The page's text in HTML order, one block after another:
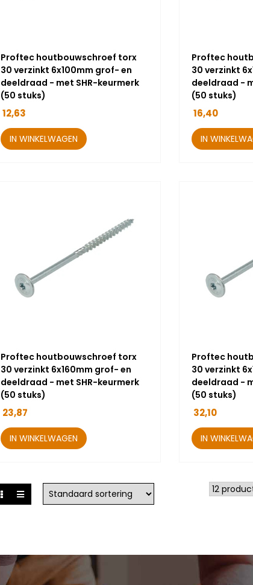
Proftec houtbouwschroef torx
30 verzinkt 6x100mm grof- en
deeldraad - met SHR-keurmerk
(50 stuks)
12,63
IN WINKELWAGEN
Proftec
30 verzinkt
deeldraad -
(50 stuks)
16,40
IN
Proftec houtbouwschroef torx
30 verzinkt 6x160mm grof- en
deeldraad - met SHR-keurmerk
(50 stuks)
23,87
IN WINKELWAGEN
Proftec
30 verzinkt
deeldraad -
(50 stuks)
32,10
IN